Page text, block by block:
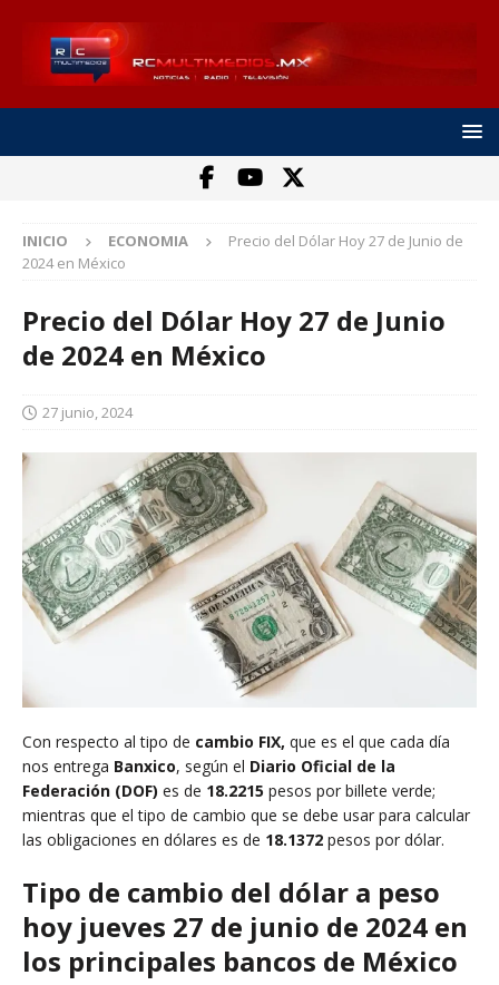
INICIO ECONOMIA
Precio del Dólar Hoy 27 de Junio de
2024 en México
Precio del Dólar Hoy 27 de Junio
de 2024 en México
27 junio, 2024
Con respecto al tipo de cambio FIX, que es el que cada día
nos entrega Banxico, según el Diario Oficial de la
Federación (DOF) es de 18.2215 pesos por billete verde;
mientras que el tipo de cambio que se debe usar para calcular
las obligaciones en dólares es de 18.1372 pesos por dólar.
Tipo de cambio del dólar a peso
hoy jueves 27 de junio de 2024 en
los principales bancos de México